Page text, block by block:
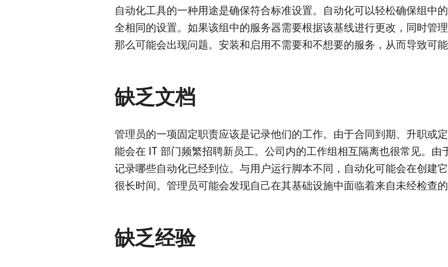
自动化工具的一种用途是确保符合标准设置。自动化可以轻松确保组中
全相同的设置。如果该组中的服务器需要根据该基线进行更改，同时管
那么可能会出现问题。安装和启用不需要和不想要的服务，从而导致可能
缺乏文档
管理员的一项固定职责应该是记录他们的工作。由于合同到期、升职或
能会在 IT 部门频繁招聘新员工。公司内的工作组相互隔离也很常见。由
记录哪些自动化已经到位。与用户运行脚本不同，自动化可能会在创建
很长时间。管理员可能会发现自己在其基础设施中面临着来自未经检查的
缺乏经验
小白观察：Let&apos;s Encrpt 正
过渡到 ISRG Root